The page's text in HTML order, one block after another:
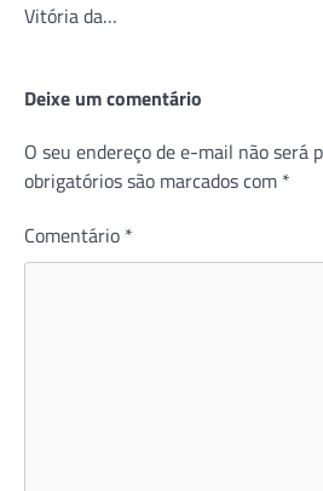
Vitória da…
Deixe um comentário
O seu endereço de e-mail não será
obrigatórios são marcados com *
Comentário *